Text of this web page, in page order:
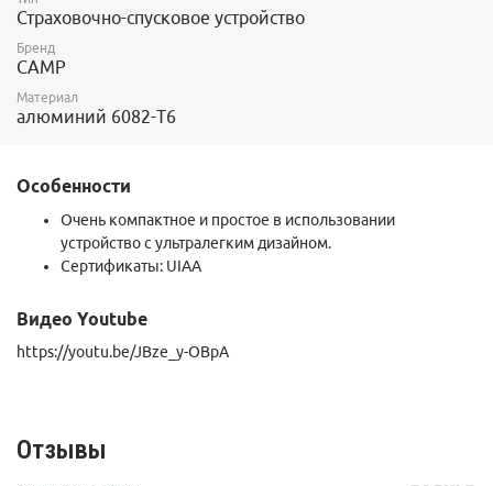
Страховочно-спусковое устройство
Бренд
CAMP
Материал
алюминий 6082-T6
Особенности
Очень компактное и простое в использовании
устройство с ультралегким дизайном.
Сертификаты: UIAA
Видео Youtube
https://youtu.be/JBze_y-OBpA
Отзывы